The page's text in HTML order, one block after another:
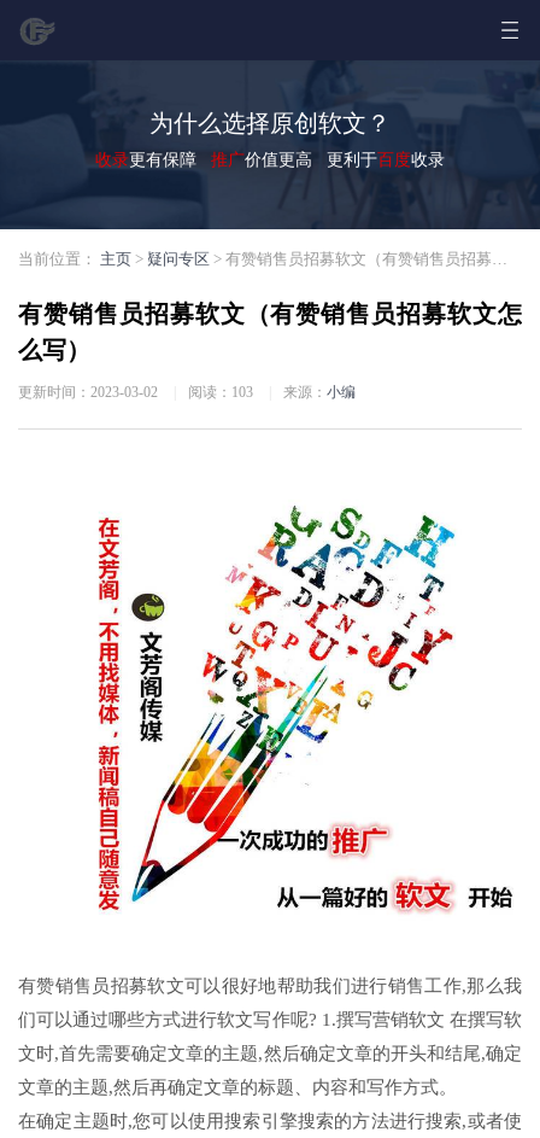
为什么选择原创软文？
收录更有保障 推广价值更高 更利于百度收录
当前位置： 主页 > 疑问专区 > 有赞销售员招募软文（有赞销售员招募软文怎么写）
有赞销售员招募软文（有赞销售员招募软文怎
么写）
更新时间：2023-03-02 阅读： 103 来源： 小编
有赞销售员招募软文可以很好地帮助我们进行销售工作,那么我
们可以通过哪些方式进行软文写作呢? 1.撰写营销软文 在撰写软
文时,首先需要确定文章的主题,然后确定文章的开头和结尾,确定
文章的主题,然后再确定文章的标题、内容和写作方式。
在确定主题时,您可以使用搜索引擎搜索的方法进行搜索,或者使